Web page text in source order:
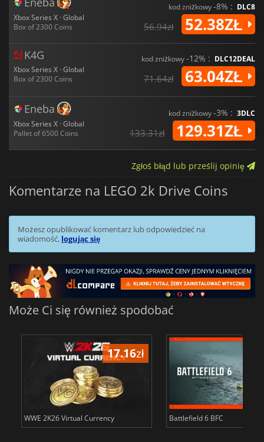
Xbox Series X · Global
Box of 2300 Coins
kod zniżkowy-8% : DLC8
56.94zł 52.38ZŁ
K4G
Xbox Series X · Global
Box of 2300 Coins
kod zniżkowy-12% : DLC12DEAL
71.64zł 63.04ZŁ
Eneba
Xbox Series X · Global
Pallet of 6500 Coins
kod zniżkowy-3% : 3DLC
133.31zł 129.31ZŁ
Zgłoś błąd lub prześlij opinię
Komentarze na LEGO 2k Drive Coins
Możesz opublikować komentarz lub odpowiedzieć na
wiadomość, logując się
Może Ci się również spodobać
17.16zł
WWE 2K26 Virtual Currency Battlefield 6 BFC